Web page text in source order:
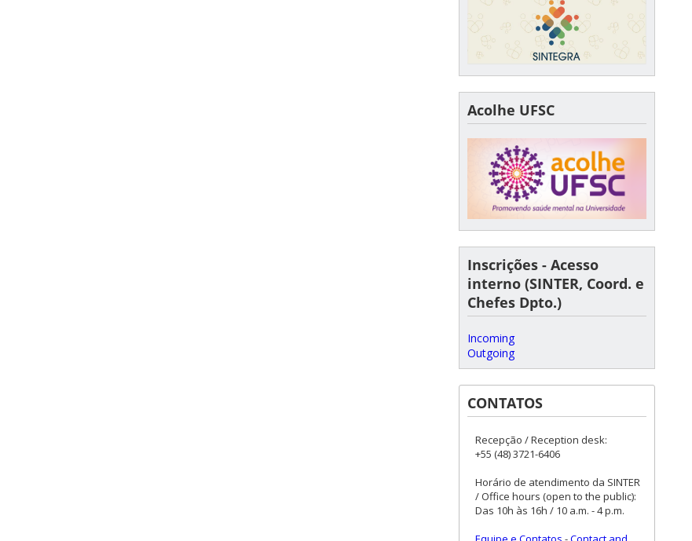
Acolhe UFSC
Inscrições - Acesso
interno (SINTER, Coord. e
Chefes Dpto.)
Incoming
Outgoing
CONTATOS
Recepção / Reception desk:
+55 (48) 3721-6406
Horário de atendimento da SINTER
/ Office hours (open to the public):
Das 10h às 16h / 10 a.m. - 4 p.m.